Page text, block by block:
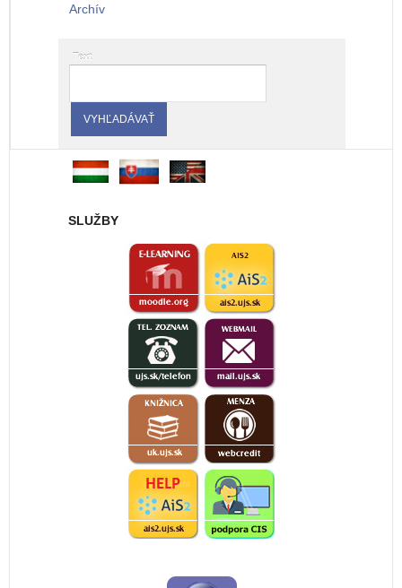
Archív
Text
SLUŽBY